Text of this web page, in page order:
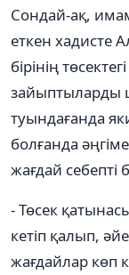
Сондай-ақ,
еткен хадисте
бірінің
зайыптыларды
туындағанда
болғанда
жағдай
- Төсек
кетіп қалып,
жағдайлар көп